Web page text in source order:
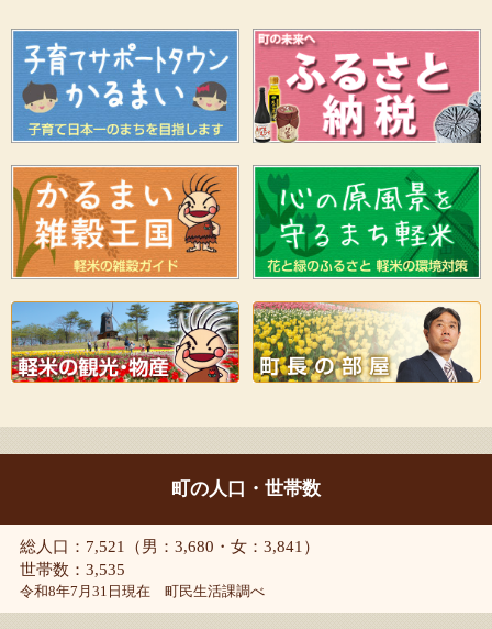
町の人口・世帯数
総人口：7,521（男：3,680・女：3,841）
世帯数：3,535
令和8年7月31日現在 町民生活課調べ